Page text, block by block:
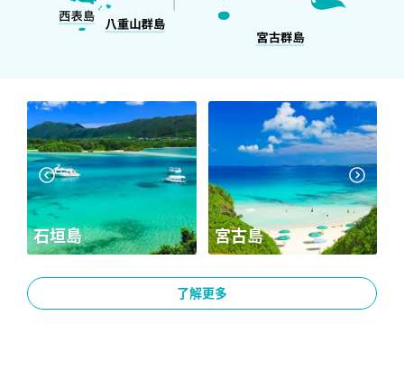
宮古島 山原
了解更多